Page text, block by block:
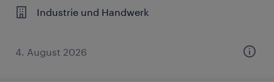
Industrie und Handwerk
4. August 2026